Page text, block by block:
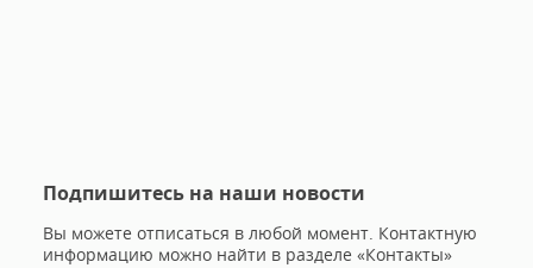
Подпишитесь на наши новости
Вы можете отписаться в любой момент. Контактную
информацию можно найти в разделе «Контакты»